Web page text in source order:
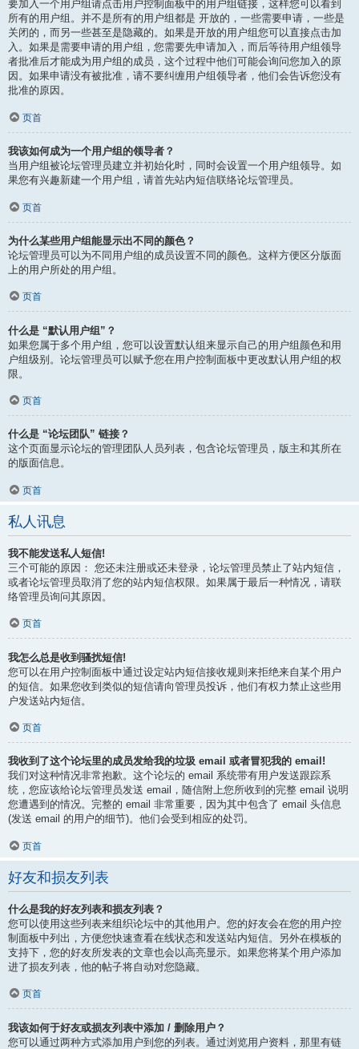
要加入一个用户组请点击用户控制面板中的用户组链接，这样您可以看到
所有的用户组。并不是所有的用户组都是 开放的，一些需要申请，一些是
关闭的，而另一些甚至是隐藏的。如果是开放的用户组您可以直接点击加
入。如果是需要申请的用户组，您需要先申请加入，而后等待用户组领导
者批准后才能成为用户组的成员，这个过程中他们可能会询问您加入的原
因。如果申请没有被批准，请不要纠缠用户组领导者，他们会告诉您没有
批准的原因。
页首
我该如何成为一个用户组的领导者？
当用户组被论坛管理员建立并初始化时，同时会设置一个用户组领导。如
果您有兴趣新建一个用户组，请首先站内短信联络论坛管理员。
页首
为什么某些用户组能显示出不同的颜色？
论坛管理员可以为不同用户组的成员设置不同的颜色。这样方便区分版面
上的用户所处的用户组。
页首
什么是 “默认用户组”？
如果您属于多个用户组，您可以设置默认组来显示自己的用户组颜色和用
户组级别。论坛管理员可以赋予您在用户控制面板中更改默认用户组的权
限。
页首
什么是 “论坛团队” 链接？
这个页面显示论坛的管理团队人员列表，包含论坛管理员，版主和其所在
的版面信息。
页首
私人讯息
我不能发送私人短信!
三个可能的原因： 您还未注册或还未登录，论坛管理员禁止了站内短信，
或者论坛管理员取消了您的站内短信权限。如果属于最后一种情况，请联
络管理员询问其原因。
页首
我怎么总是收到骚扰短信!
您可以在用户控制面板中通过设定站内短信接收规则来拒绝来自某个用户
的短信。如果您收到类似的短信请向管理员投诉，他们有权力禁止这些用
户发送站内短信。
页首
我收到了这个论坛里的成员发给我的垃圾 email 或者冒犯我的 email!
我们对这种情况非常抱歉。这个论坛的 email 系统带有用户发送跟踪系
统，您应该给论坛管理员发送 email，随信附上您所收到的完整 email 说明
您遭遇到的情况。完整的 email 非常重要，因为其中包含了 email 头信息
(发送 email 的用户的细节)。他们会受到相应的处罚。
页首
好友和损友列表
什么是我的好友列表和损友列表？
您可以使用这些列表来组织论坛中的其他用户。您的好友会在您的用户控
制面板中列出，方便您快速查看在线状态和发送站内短信。另外在模板的
支持下，您的好友所发表的文章也会以高亮显示。如果您将某个用户添加
进了损友列表，他的帖子将自动对您隐藏。
页首
我该如何于好友或损友列表中添加 / 删除用户？
您可以通过两种方式添加用户到您的列表。通过浏览用户资料，那里有链